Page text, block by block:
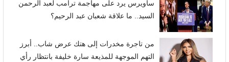
ساويرس يرد على مهاجمة ترامب لعبد الرحمن
السيد.. ما علاقة شعبان عبد الرحيم؟
من تاجرة مخدرات إلى هتك عرض شاب.. أبرز
التهم الموجهة للمذيعة سارة خليفة بانتظار رأي